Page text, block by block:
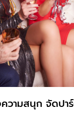
ความสนุก จัดปา